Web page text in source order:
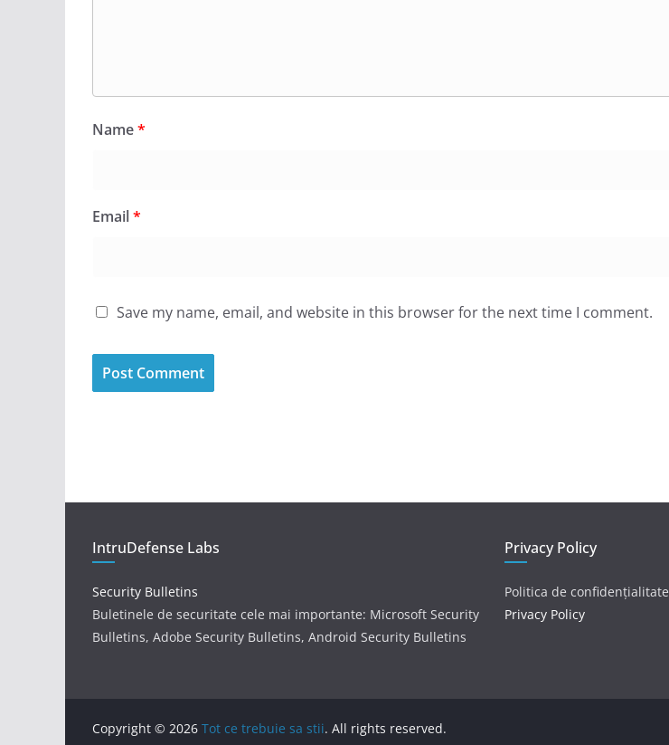
Name*
Email*
Save my name, email, and website in this browser for the next time I comment.
IntruDefense Labs
Security Bulletins
Buletinele de securitate cele mai importante: Microsoft Security
Bulletins, Adobe Security Bulletins, Android Security Bulletins
Privacy Policy
Politica de confidențialitate
Privacy Policy
Copyright © 2026 Tot ce trebuie sa stii. All rights reserved.